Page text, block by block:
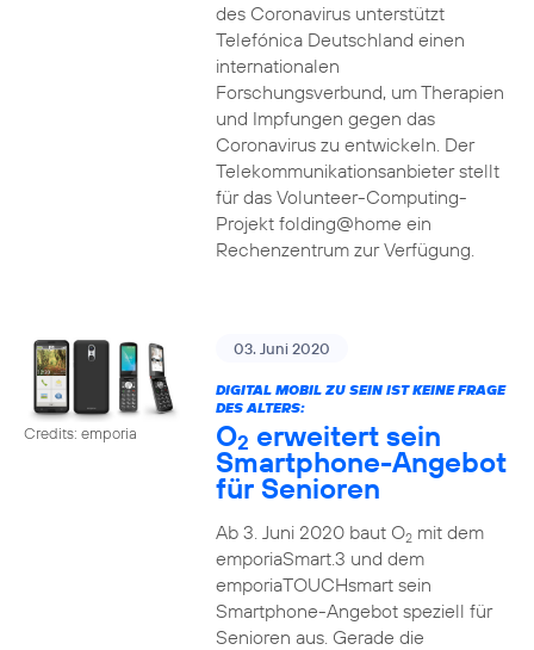
des Coronavirus unterstützt
Telefónica Deutschland einen
internationalen
Forschungsverbund, um Therapien
und Impfungen gegen das
Coronavirus zu entwickeln. Der
Telekommunikationsanbieter stellt
für das Volunteer-Computing-
Projekt folding@home ein
Rechenzentrum zur Verfügung.
Credits: emporia
03. Juni 2020
DIGITAL MOBIL ZU SEIN IST KEINE FRAGE
DES ALTERS:
O2 erweitert sein
Smartphone-Angebot
für Senioren
Ab 3. Juni 2020 baut O2mit dem
emporiaSmart.3 und dem
emporiaTOUCHsmart sein
Smartphone-Angebot speziell für
Senioren aus. Gerade die